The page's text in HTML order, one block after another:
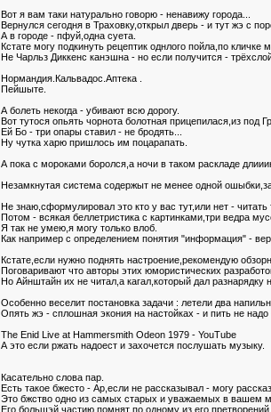
Вот я вам таки натурально говорю - ненавижу города...
Вернулся сегодня в Траховку,открыл дверь - и тут жэ с
А в городе - пфуй,одна суета.
Кстате могу подкинуть рецептик однлого пойла,по кличке
Не Чарльз Диккенс канэшна - но если получится -
Нормандия.Кальвадос.Аптека .
Пейшыте.
А болеть некогда - убивают всю дорогу.
Вот тутося опьять чорнота болотная прицепилася,из
Ей Бо - три опары ставил - не бродять...
Ну чутка харю пришлось им поцарапать.
А пока с мороками боролся,а ночи в таком раскладе
Незамкнутая система содержыт не менее одной
Не знаю,сформулировал это кто у вас тут,или нет -
Потом - всякая беллетристика с картинками,три ведра
Я так не умею,я могу только влоб.
Как например с определением понятия "информация" -
Кстате,если нужно поднять настроение,рекомендую
Поговаривают что авторы этих юмористических
Но Айнштайн их не читал,а кагал,который дал разнарядку
Особенно веселит постановка задачи : летели два
Опять жэ - сплошная экония на настойках - и пить не надо
The Enid Live at Hammersmith Odeon 1979 - YouTube
А это если ржать надоест и захочется послушать музыку.
Касательно слова пар.
Есть такое бжесто - Ар,если не рассказывал - могу
Это бжство одно из самых старых и уважаемых в вашем
Его большэй частию помнят по одному из его